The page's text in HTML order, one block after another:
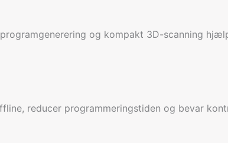
og kompakt 3D-scanning
reducer programmeringstiden og bevar